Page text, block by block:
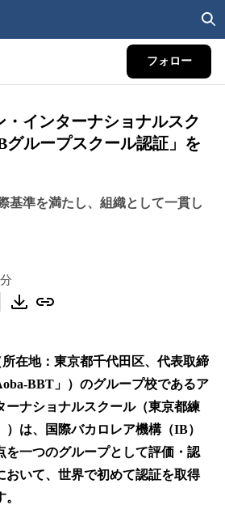
フォロー
・インターナショナルスク
グループスクール認証」を
基準を満たし、組織として一貫し
在地：東京都千代田区、代表取締
BBT」）のグループ校であるア
ーナショナルスクール（東京都練
は、国際バカロレア機構（IB）
を一つのグループとして評価・認
おいて、世界で初めて認証を取得